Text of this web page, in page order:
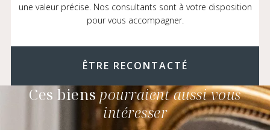
une valeur précise. Nos consultants sont à votre disposition
pour vous accompagner.
ÊTRE RECONTACTÉ
Ces biens pourraient aussi vous
intéresser